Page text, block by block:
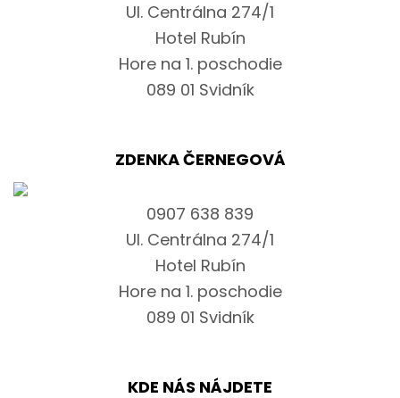
Ul. Centrálna 274/1
Hotel Rubín
Hore na 1. poschodie
089 01 Svidník
ZDENKA ČERNEGOVÁ
0907 638 839
Ul. Centrálna 274/1
Hotel Rubín
Hore na 1. poschodie
089 01 Svidník
KDE NÁS NÁJDETE